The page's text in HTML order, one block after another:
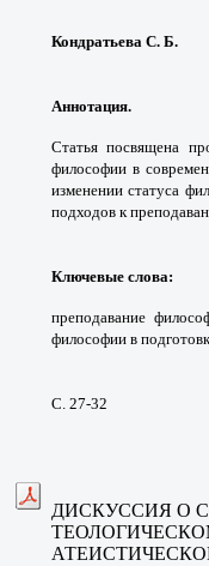
Кондратьева С. Б.
Аннотация.
Статья посвящена
философии в
изменении статуса
подходов к
Ключевые слова:
преподавание
философии в
С. 27-32
ДИСКУССИЯ О